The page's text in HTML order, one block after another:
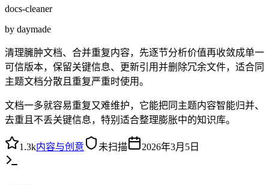
docs-cleaner
by daymade
清理臃肿文档、合并重复内容，先逐节分析价值再收敛成单一
可信版本，保留关键信息、更新引用并删除冗余文件，适合同
主题文档分散且重复严重时使用。
文档一多就容易重复又难维护，它能把同主题内容智能归并、
去重且不丢关键信息，特别适合整理膨胀中的知识库。
1.3k内容与创意 未扫描 2026年3月5日